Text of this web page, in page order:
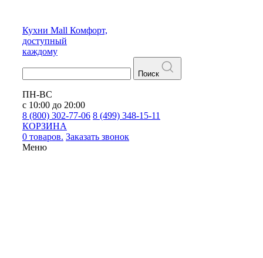
Кухни Mall Комфорт,
доступный
каждому
Поиск
ПН-ВС
с 10:00 до 20:00
8 (800) 302-77-06 8 (499) 348-15-11
КОРЗИНА
0 товаров. Заказать звонок
Меню